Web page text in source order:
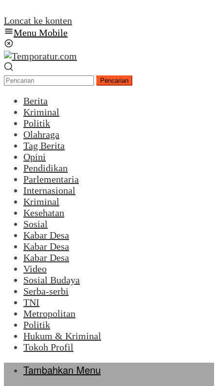
Loncat ke konten
Menu Mobile
Pencarian
Berita
Kriminal
Politik
Olahraga
Tag Berita
Opini
Pendidikan
Parlementaria
Internasional
Kriminal
Kesehatan
Sosial
Kabar Desa
Kabar Desa
Kabar Desa
Video
Sosial Budaya
Serba-serbi
TNI
Metropolitan
Politik
Hukum & Kriminal
Tokoh Profil
Tambahkan Menu